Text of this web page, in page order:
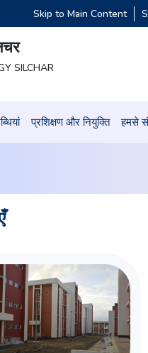
Skip to Main Content
SILCHAR
प्रशिक्षण और नियुक्ति हमसे